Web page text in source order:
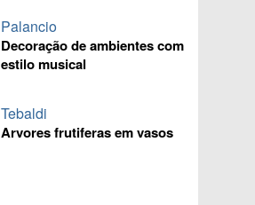
Palancio
Decoração de ambientes com
estilo musical
Tebaldi
Arvores frutiferas em vasos